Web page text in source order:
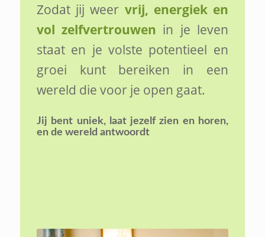
Zodat jij weer vrij, energiek en
vol zelfvertrouwen in je leven
staat en je volste potentieel en
groei kunt bereiken in een
wereld die voor je open gaat.
Jij bent uniek, laat jezelf zien en horen,
en de wereld antwoordt